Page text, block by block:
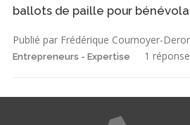
ballots de paille pour
Publié par Frédérique Cournoyer-
Entrepreneurs - Expertise 1 réponse